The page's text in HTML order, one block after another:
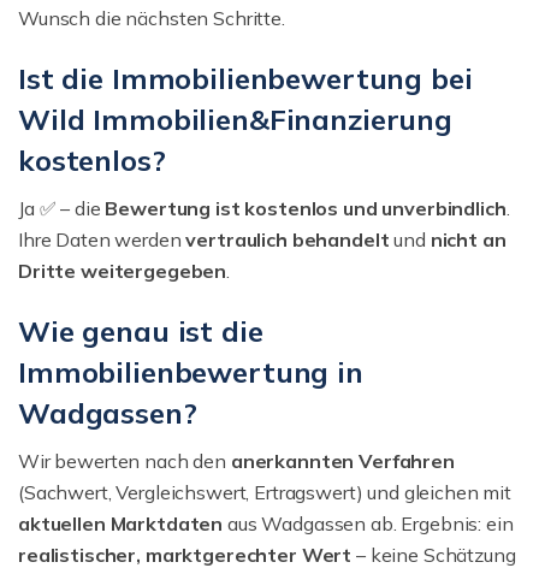
Wunsch die nächsten Schritte.
Ist die Immobilienbewertung bei
Wild Immobilien&Finanzierung
kostenlos?
Ja ✅ – die Bewertung ist kostenlos und unverbindlich.
Ihre Daten werdenvertraulich behandelt und nicht an
Dritte weitergegeben.
Wie genau ist die
Immobilienbewertung in
Wadgassen?
Wir bewerten nach den anerkannten Verfahren
(Sachwert, Vergleichswert, Ertragswert) und gleichen mit
aktuellen Marktdaten aus Wadgassen ab. Ergebnis: ein
realistischer, marktgerechter Wert – keine Schätzung